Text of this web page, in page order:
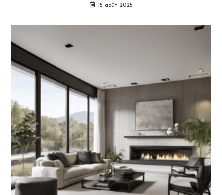
15 août 2025